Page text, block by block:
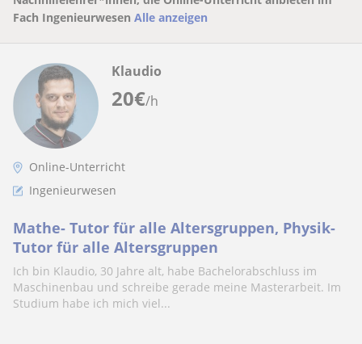
Fach Ingenieurwesen Alle anzeigen
20€/h
Klaudio
Online-Unterricht
Ingenieurwesen
Mathe- Tutor für alle Altersgruppen, Physik-
Tutor für alle Altersgruppen
Ich bin Klaudio, 30 Jahre alt, habe Bachelorabschluss im
Maschinenbau und schreibe gerade meine Masterarbeit. Im
Studium habe ich mich viel...